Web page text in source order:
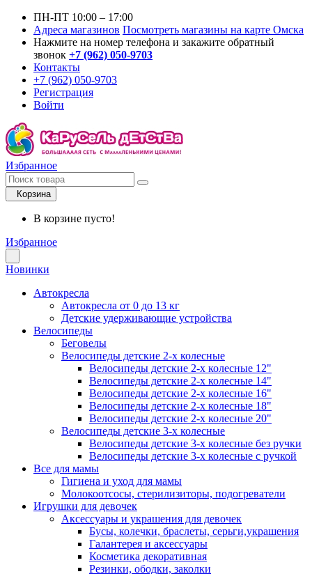
ПН-ПТ 10:00 – 17:00
Адреса магазинов Посмотреть магазины на карте Омска
Нажмите на номер телефона и закажите обратный
звонок +7 (962) 050-9703
Контакты
+7 (962) 050-9703
Регистрация
Войти
Избранное
Корзина
В корзине пусто!
Избранное
Новинки
Автокресла
Автокресла от 0 до 13 кг
Детские удерживающие устройства
Велосипеды
Беговелы
Велосипеды детские 2-х колесные
Велосипеды детские 2-х колесные 12"
Велосипеды детские 2-х колесные 14"
Велосипеды детские 2-х колесные 16"
Велосипеды детские 2-х колесные 18"
Велосипеды детские 2-х колесные 20"
Велосипеды детские 3-х колесные
Велосипеды детские 3-х колесные без ручки
Велосипеды детские 3-х колесные с ручкой
Все для мамы
Гигиена и уход для мамы
Молокоотсосы, стерилизиторы, подогреватели
Игрушки для девочек
Аксессуары и украшения для девочек
Бусы, колечки, браслеты, серьги,украшения
Галантерея и аксессуары
Косметика декоративная
Резинки, ободки, заколки